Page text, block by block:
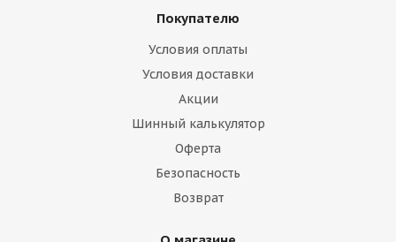
Покупателю
Условия оплаты
Условия доставки
Акции
Шинный калькулятор
Оферта
Безопасность
Возврат